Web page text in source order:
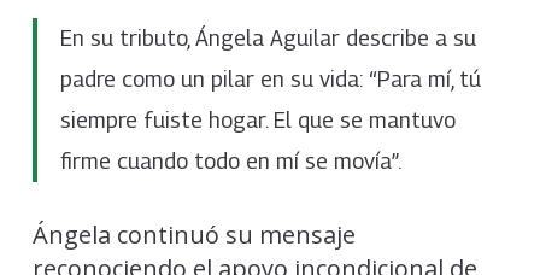
En su tributo, Ángela Aguilar describe a su
padre como un pilar en su vida: “Para mí, tú
siempre fuiste hogar. El que se mantuvo
firme cuando todo en mí se movía”.
Ángela continuó su mensaje
reconociendo el apoyo incondicional de